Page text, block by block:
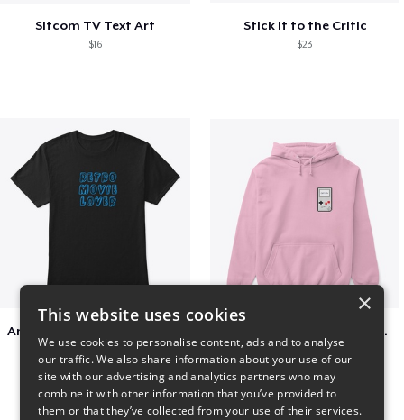
Sitcom TV Text Art
$16
Stick It to the Critic
$23
$25
Persian Cat watching Cats TV
$7
×
This website uses cookies
We use cookies to personalise content, ads and to analyse
our traffic. We also share information about your use of our
site with our advertising and analytics partners who may
combine it with other information that you’ve provided to
them or that they’ve collected from your use of their services.